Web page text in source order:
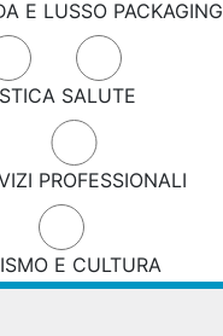
E LUSSO PACKAGING
SALUTE
PROFESSIONALI
E CULTURA